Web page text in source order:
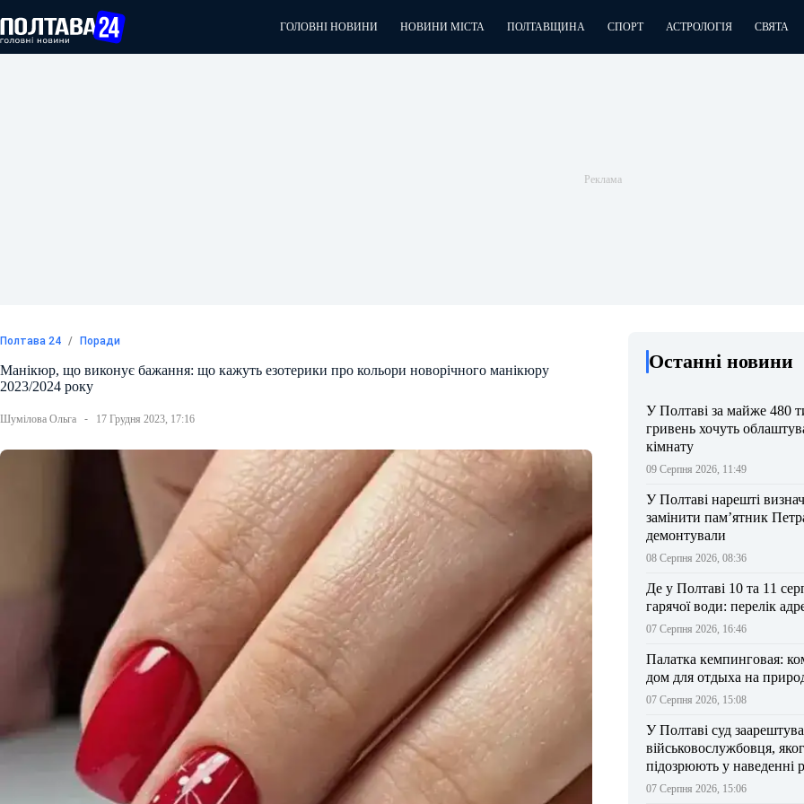
до
вмісту
ГОЛОВНІ НОВИНИ НОВИНИ МІСТА ПОЛТАВЩИНА СПОРТ АСТРОЛОГІЯ СВЯТА
Полтава 24 / Поради
Манікюр, що виконує бажання: що кажуть езотерики про кольори новорічного манікюру
2023/2024 року
Шумілова Ольга 17 Грудня 2023, 17:16
Останні новини
У Полтаві за майже 480
гривень хочуть
кімнату
09 Серпня 2026, 11:49
У Полтаві нарешті
замінити пам’ятник
демонтували
08 Серпня 2026, 08:36
Де у Полтаві 10 та 11
гарячої води: перелік
07 Серпня 2026, 16:46
Палатка кемпинговая:
дом для отдыха на
07 Серпня 2026, 15:08
У Полтаві суд
військовослужбовця,
підозрюють у наведенні
БпЛА на власний
07 Серпня 2026, 15:06